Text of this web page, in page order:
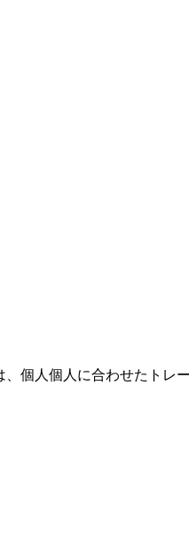
個人個人に合わせたト